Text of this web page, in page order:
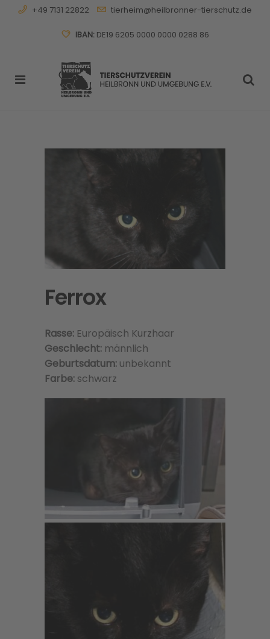
+49 7131 22822 tierheim@heilbronner-tierschutz.de
IBAN:DE19 6205 0000 0000 0288 86
Ferrox
Rasse: Europäisch Kurzhaar
Geschlecht: männlich
Geburtsdatum: unbekannt
Farbe: schwarz